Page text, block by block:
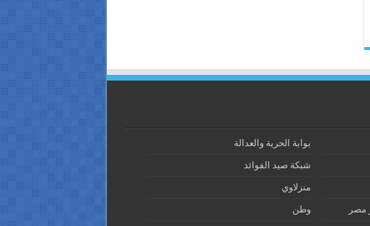
بوابة الحرية والعدالة
شبكة صيد الفوائد
منزلاوي
مصر وطن